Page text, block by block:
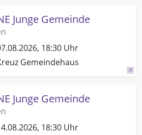
Junge Gemeinde
18:30 Uhr
Gemeindehaus
Junge Gemeinde
18:30 Uhr